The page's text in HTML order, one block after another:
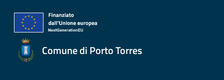
Comune di Porto Torres